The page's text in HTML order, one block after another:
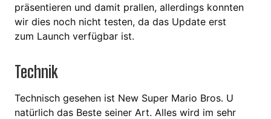
präsentieren und damit prallen, allerdings konnten
wir dies noch nicht testen, da das Update erst
zum Launch verfügbar ist.
Technik
Technisch gesehen ist New Super Mario Bros. U
natürlich das Beste seiner Art. Alles wird im sehr